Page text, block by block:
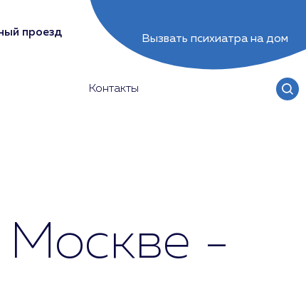
проезд
Вызвать психиатра на дом
Контакты
Москве -